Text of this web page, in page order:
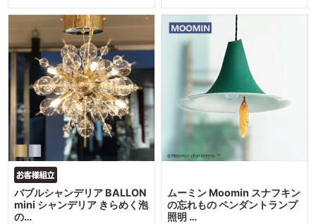
バブルシャンデリア BALLON
mini シャンデリア きらめく泡
の…
ムーミン Moomin スナフキン
の忘れもの ペンダントランプ
照明 …